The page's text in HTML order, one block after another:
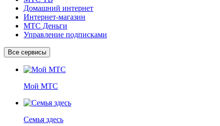
Домашний интернет
Интернет-магазин
МТС Деньги
Управление подписками
Все сервисы
Мой МТС
Семья здесь